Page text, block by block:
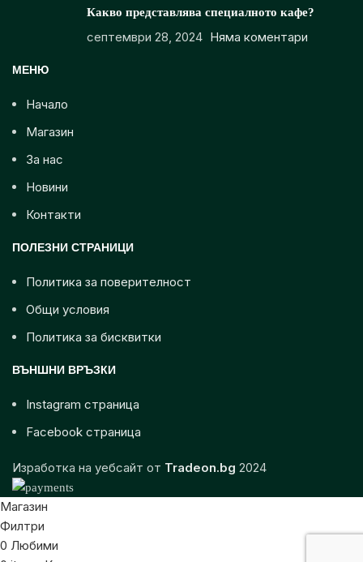
Какво представлява специалното кафе?
септември 28, 2024 Няма коментари
МЕНЮ
Начало
Магазин
За нас
Новини
Контакти
ПОЛЕЗНИ СТРАНИЦИ
Политика за поверителност
Общи условия
Политика за бисквитки
ВЪНШНИ ВРЪЗКИ
Instagram страница
Facebook страница
Изработка на уебсайт от Tradeon.bg 2024
Магазин
Филтри
0 Любими